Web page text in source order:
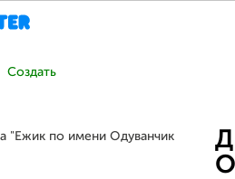
Создать